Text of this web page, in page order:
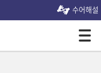
수어해설